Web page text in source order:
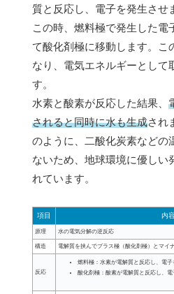
質と反応し、電子を発生させ
この時、燃料極で発生した電
て酸化剤極に移動します。こ
なり、電気エネルギーとして
す。
水素と酸素が反応した結果、
されると同時に水も生成され
のように、二酸化炭素などの
ないため、地球環境に優しい
れています。
項目 内
原理 水の電気分解の逆反応
構造 電解質を挟んでプラス極（酸化剤極）とマイ
反応
燃料極：水素が電解質と反応し、電子
酸化剤極：酸素が電解質と反応し、電